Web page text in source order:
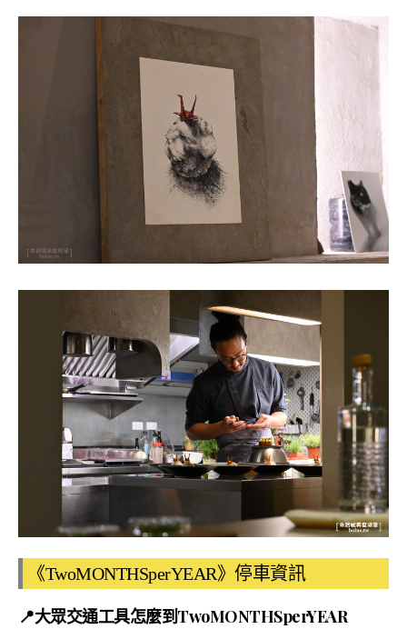
《TwoMONTHSperYEAR》停車資訊
📍大眾交通工具怎麼到TwoMONTHSperYEAR